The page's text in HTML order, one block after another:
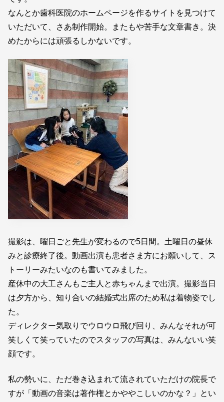
なんとか歯科医院のホームページを作るサイトを見つけて
いただいて、さあ制作開始。またもや苦手な文章書き。決
めたからには頑張るしかないです。
撮影は、曜日ごと先生が変わるので5日間。土曜日の昼休
みと診療終了後。動画出演も患者さま方にお願いして、ス
トーリーみたいなのも書いてみました。
産休中の大工さんもご主人と赤ちゃんまで出演。撮影当日
は夕方から、知り合いの結婚式出席のため私は着物姿でし
た。
ディレクター気取りでウロウロ飛び回り、みんなそれが可
笑しくて笑っていたのでスタッフの写真は、みんないい笑
顔です。
私の勢いに、ただ巻き込まれて流されていただけの院長で
すが「動画の音楽は著作権とかややこしいのかな？」とい